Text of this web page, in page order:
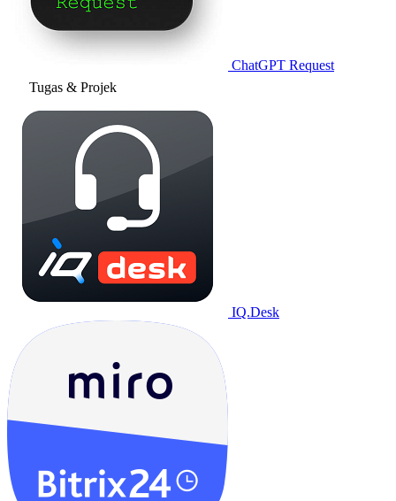
ChatGPT Request
Tugas & Projek
IQ.Desk